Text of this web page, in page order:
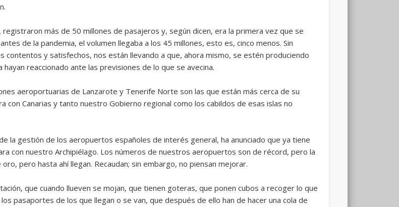
más de 50 millones de pasajeros y, según dicen, era la primera vez que se
de la pandemia, el volumen llegaba a los 45 millones, esto es, cinco menos. Sin
y satisfechos, nos están llevando a que, ahora mismo, se estén produciendo
reaccionado ante las previsiones de lo que se avecina.
aeroportuarias de Lanzarote y Tenerife Norte son las que están más cerca de su
con Canarias y tanto nuestro Gobierno regional como los cabildos de esas islas no
la gestión de los aeropuertos españoles de interés general, ha anunciado que ya tiene
con nuestro Archipiélago. Los números de nuestros aeropuertos son de récord, pero la
pero hasta ahí llegan. Recaudan; sin embargo, no piensan mejorar.
que cuando llueven se mojan, que tienen goteras, que ponen cubos a recoger lo que
pasaportes de los que llegan o se van, que después de ello han de hacer una cola de